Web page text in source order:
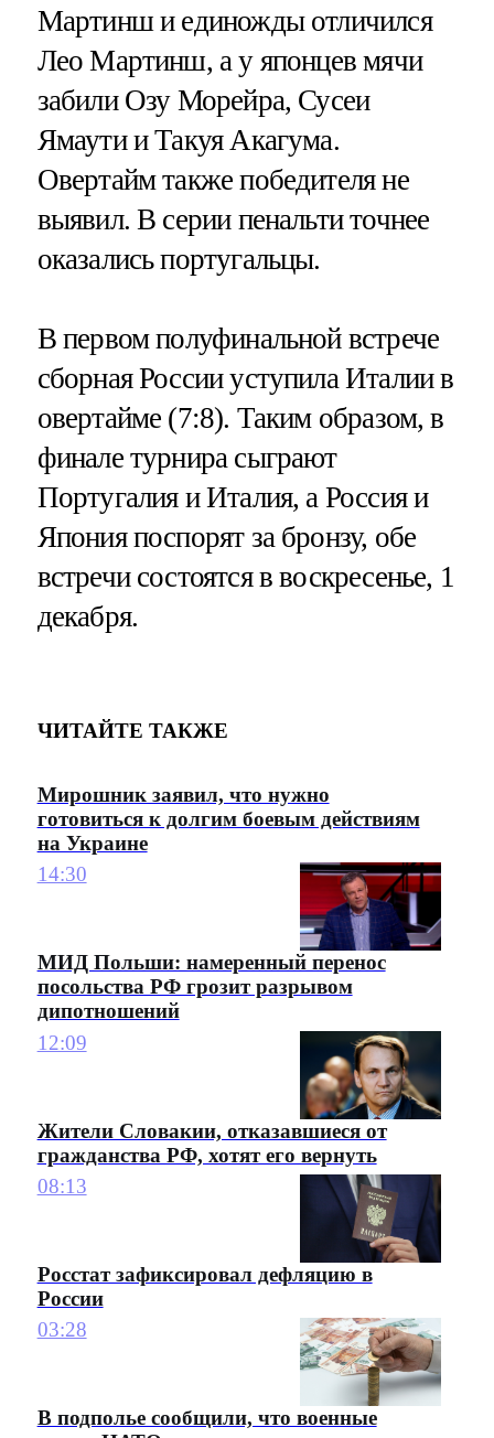
Мартинш и единожды отличился
Лео Мартинш, а у японцев мячи
забили Озу Морейра, Сусеи
Ямаути и Такуя Акагума.
Овертайм также победителя не
выявил. В серии пенальти точнее
оказались португальцы.
В первом полуфинальной встрече
сборная России уступила Италии в
овертайме (7:8). Таким образом, в
финале турнира сыграют
Португалия и Италия, а Россия и
Япония поспорят за бронзу, обе
встречи состоятся в воскресенье, 1
декабря.
ЧИТАЙТЕ ТАКЖЕ
Мирошник заявил, что нужно
готовиться к долгим боевым действиям
на Украине
14:30
МИД Польши: намеренный перенос
посольства РФ грозит разрывом
дипотношений
12:09
Жители Словакии, отказавшиеся от
гражданства РФ, хотят его вернуть
08:13
Росстат зафиксировал дефляцию в
России
03:28
В подполье сообщили, что военные